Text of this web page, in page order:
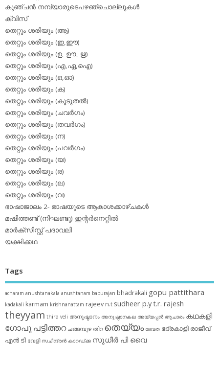
കുഞ്ചന്‍ നമ്പ്യാരുടെപഴഞ്ചൊല്ലുകള്‍
ക്വിസ്
തെറ്റും ശരിയും (ആ)
തെറ്റും ശരിയും (ഇ,ഈ)
തെറ്റും ശരിയും (ഉ, ഊ, ഋ)
തെറ്റും ശരിയും (എ,ഏ,ഐ)
തെറ്റും ശരിയും (ഒ,ഓ)
തെറ്റും ശരിയും (ക)
തെറ്റും ശരിയും (കൂടുതല്‍)
തെറ്റും ശരിയും (ചവര്‍ഗം)
തെറ്റും ശരിയും (തവര്‍ഗം)
തെറ്റും ശരിയും (ന)
തെറ്റും ശരിയും (പവര്‍ഗം)
തെറ്റും ശരിയും (യ)
തെറ്റും ശരിയും (ര)
തെറ്റും ശരിയും (ല)
തെറ്റും ശരിയും (വ)
ഭാഷാജാലം 2- ഭാഷയുടെ ആകാശക്കാഴ്ചകള്‍
മഷിത്തണ്ട് (നിഘണ്ടു) ഇന്റര്‍നെറ്റില്‍
മാര്‍ക്‌സിസ്റ്റ് പദാവലി
യക്ഷിക്കഥ
Tags
acharam anushtanakala anushtanam baburajan bhadrakali gopu pattithara
kadakali karmam krishnanattam rajeev n.t sudheer p.yt.r. rajesh
theyyam thira veli അനുഷ്ഠാനം അനുഷ്ഠാനകല അയ്യപ്പന്‍ ആചാരം കഥകളി
ഗോപു പട്ടിത്തറ ചങ്ങമ്പുഴ തിറ തെയ്യം ദേവത ഭദ്രകാളി രാജീവ്
എൻ ടി വേളി സചീന്ദ്രന്‍ കാറഡ്ക്ക സുധീര്‍ പി വൈ